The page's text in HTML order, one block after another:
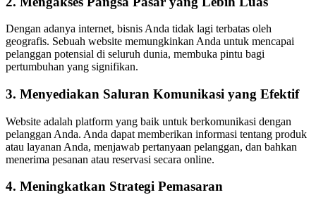
Dengan adanya internet, bisnis Anda tidak lagi terbatas oleh
geografis. Sebuah website memungkinkan Anda untuk mencapai
pelanggan potensial di seluruh dunia, membuka pintu bagi
pertumbuhan yang signifikan.
3. Menyediakan Saluran Komunikasi yang Efektif
Website adalah platform yang baik untuk berkomunikasi dengan
pelanggan Anda. Anda dapat memberikan informasi tentang produk
atau layanan Anda, menjawab pertanyaan pelanggan, dan bahkan
menerima pesanan atau reservasi secara online.
4. Meningkatkan Strategi Pemasaran